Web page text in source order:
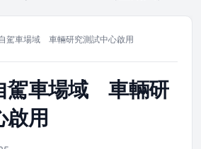
駕車場域 車輛研究測試中心啟用
駕車場域 車輛研
啟用